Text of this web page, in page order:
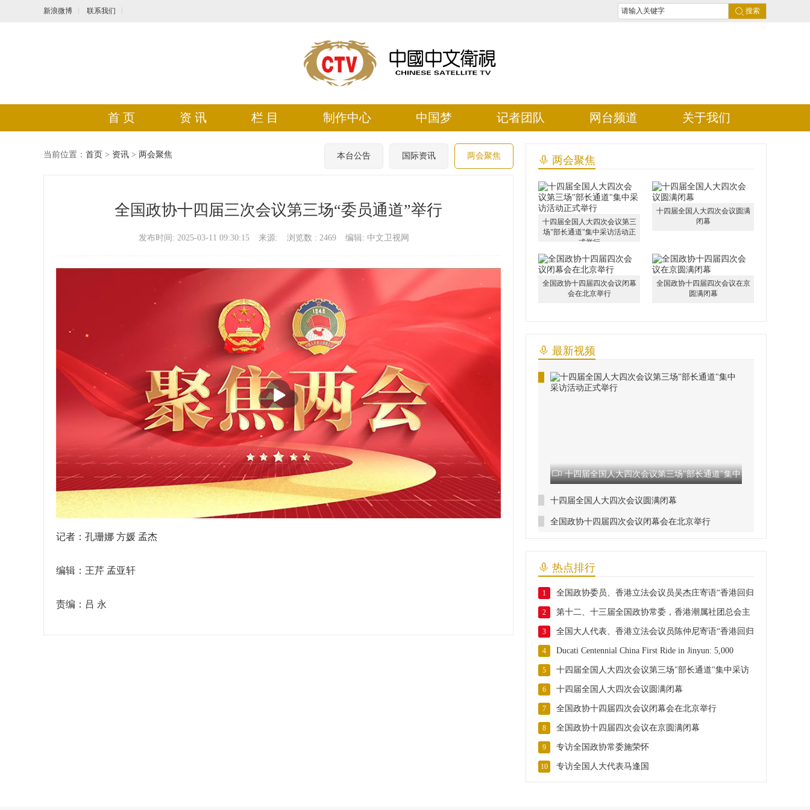
新浪微博 联系我们 搜索
首 页 资 讯 栏 目 制作中心 中国梦 记者团队 网台频道 关于我们
当前位置： 首页 > 资讯 > 两会聚焦 本台公告 国际资讯 两会聚焦
全国政协十四届三次会议第三场“委员通道”举行
发布时间: 2025-03-11 09:30:15 来源: 浏览数 : 2469 编辑: 中文卫视网
记者：孔珊娜 方媛 孟杰
编辑：王芹 孟亚轩
责编：吕 永
两会聚焦
十四届全国人大四次会议第三
场"部长通道"集中采访活动正
式举行
十四届全国人大四次会议圆满
闭幕
全国政协十四届四次会议闭幕
会在北京举行
全国政协十四届四次会议在京
圆满闭幕
最新视频
十四届全国人大四次会议第三场"部长通道"集中
采访活动正式举行
十四届全国人大四次会议圆满闭幕
全国政协十四届四次会议闭幕会在北京举行
热点排行
1 全国政协委员、香港立法会议员吴杰庄寄语“香港回归
29周年”
2 第十二、十三届全国政协常委，香港潮属社团总会主
席胡定旭寄语“香港回归29周年”
3 全国大人代表、香港立法会议员陈仲尼寄语“香港回归
29周年”
4 Ducati Centennial China First Ride in Jinyun: 5,000
Riders from 13 Countries Gather for ISTL Interna
5 十四届全国人大四次会议第三场"部长通道"集中采访
活动正式举行
6 十四届全国人大四次会议圆满闭幕
7 全国政协十四届四次会议闭幕会在北京举行
8 全国政协十四届四次会议在京圆满闭幕
9 专访全国政协常委施荣怀
10 专访全国人大代表马逢国